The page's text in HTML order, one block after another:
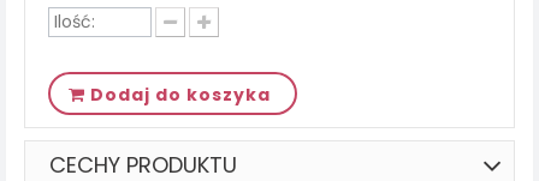
Dodaj do koszyka
CECHY PRODUKTU